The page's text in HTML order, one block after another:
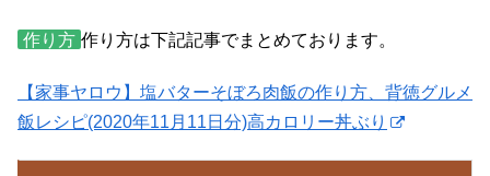
作り方 作り方は下記記事でまとめております。
【家事ヤロウ】塩バターそぼろ肉飯の作り方、背徳グルメ
飯レシピ(2020年11月11日分)高カロリー丼ぶり